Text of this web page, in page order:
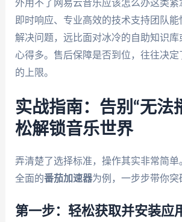
外用不了网易云音乐应该怎么办这类紧
即时响应、专业高效的技术支持团队
解决问题，远比面对冰冷的自助知识库
心得多。售后保障是否到位，往往决
的上限。
实战指南：告别“无法
松解锁音乐世界
弄清楚了选择标准，操作其实非常简单
全面的番茄加速器为例，一步步带你突
第一步：轻松获取并安装应